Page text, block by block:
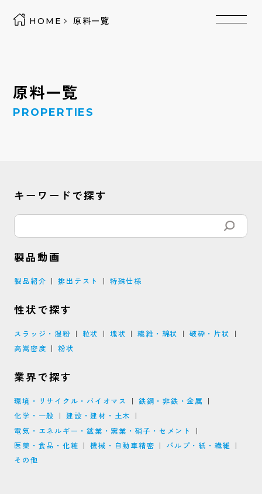
HOME 原料一覧
原料一覧
PROPERTIES
キーワードで探す
製品動画
製品紹介 排出テスト 特殊仕様
性状で探す
スラッジ・湿粉 粒状 塊状 繊維・綿状
破砕・片状
高嵩密度
粉状
業界で探す
環境・リサイクル・バイオマス
鉄鋼・非鉄・金属
化学・一般
建設・建材・土木
電気・エネルギー・鉱業・窯業・硝子・セメント
医薬・食品・化粧
機械・自動車精密
パルプ・紙・繊維
その他